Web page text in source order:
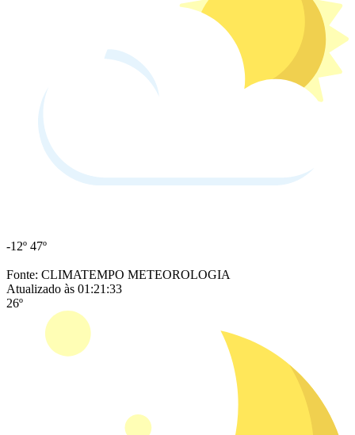
-12º 47º
Fonte: CLIMATEMPO METEOROLOGIA
Atualizado às 01:21:33
26º